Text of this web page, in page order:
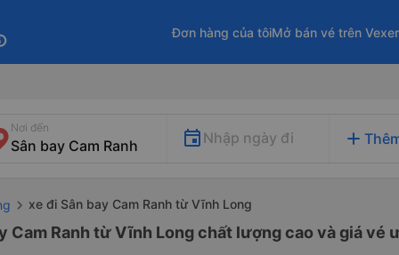
Đơn hàng của tôiMở bán vé trên
Nơi đến
Nhập ngày đi add
xe đi Sân bay Cam Ranh từ Vĩnh Long
Cam Ranh từ Vĩnh Long chất lượng cao và giá vé